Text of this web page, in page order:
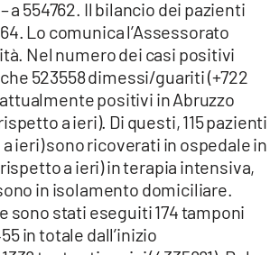
a 554762. Il bilancio dei pazienti
Lo comunica l’Assessorato
Nel numero dei casi positivi
523558 dimessi/guariti (+722
positivi in Abruzzo
a ieri). Di questi, 115 pazienti
ieri) sono ricoverati in ospedale in
rispetto a ieri) in terapia intensiva,
in isolamento domiciliare.
sono stati eseguiti 174 tamponi
in totale dall’inizio